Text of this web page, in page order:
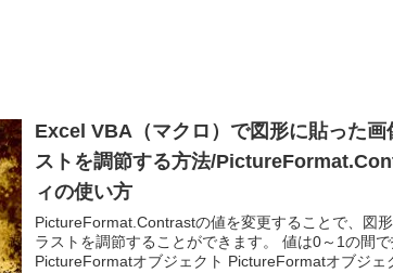
Excel VBA（マクロ）で図形に貼った画
ストを調節する方法/
ィの使い方
PictureFormat.Contrastの値を変更することで、図
ラストを調節することができます。 値は0～1の間で
PictureFormatオブジェクト PictureFormatオブジェ